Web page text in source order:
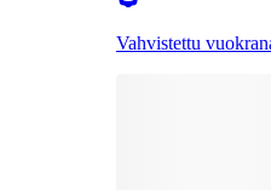
Vahvistettu